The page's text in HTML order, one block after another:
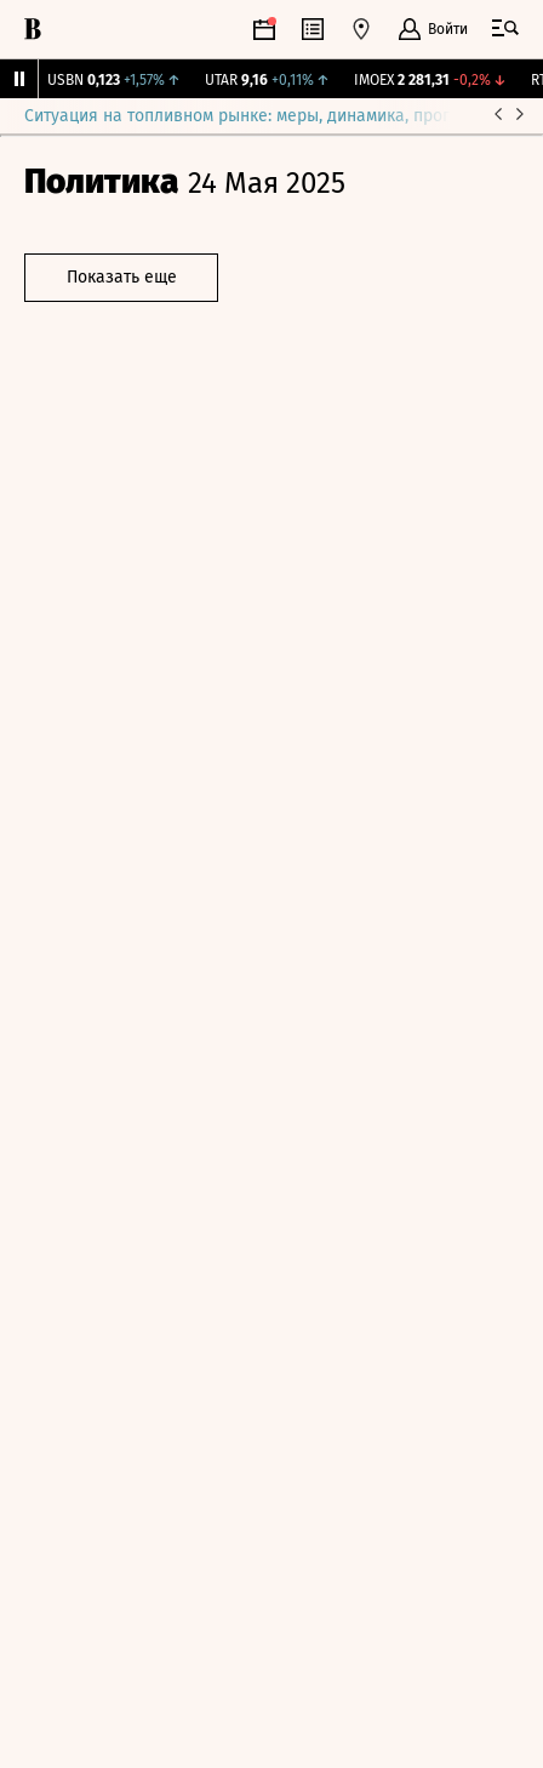
Войти
USBN 0,123 +1,57%↑ UTAR 9,16 +0,11% ↑ IMOEX 2 281,31 -0,2%↓
Ситуация на топливном рынке: меры, динамика, прогнозы
Политика 24 Мая 2025
Показать еще